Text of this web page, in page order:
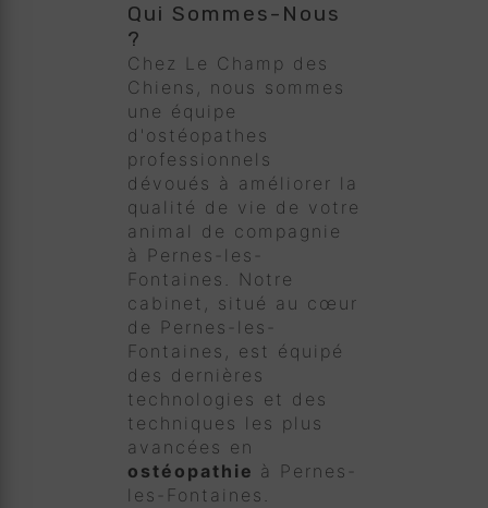
Qui Sommes-Nous
?
Chez Le Champ des
Chiens, nous sommes
une équipe
d'ostéopathes
professionnels
dévoués à améliorer la
qualité de vie de votre
animal de compagnie
à Pernes-les-
Fontaines. Notre
cabinet, situé au cœur
de Pernes-les-
Fontaines, est équipé
des dernières
technologies et des
techniques les plus
avancées en
ostéopathie à Pernes-
les-Fontaines.